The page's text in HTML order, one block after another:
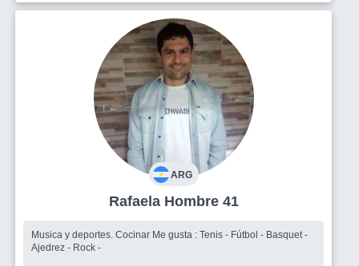
ARG
Rafaela Hombre 41
Musica y deportes. Cocinar Me gusta : Tenis - Fútbol - Basquet -
Ajedrez - Rock -